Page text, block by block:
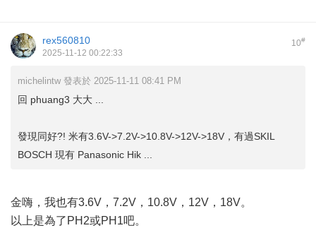
10#
rex560810
2025-11-12 00:22:33
michelintw 發表於 2025-11-11 08:41 PM
回 phuang3 大大 ...
發現同好?! 米有3.6V->7.2V->10.8V->12V->18V，有過SKIL
BOSCH 現有 Panasonic Hik ...
金嗨，我也有3.6V，7.2V，10.8V，12V，18V。
以上是為了PH2或PH1吧。